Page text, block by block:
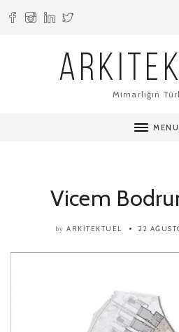
Mimarlığın
MENU
Vicem
by ARKITEKTUEL 22